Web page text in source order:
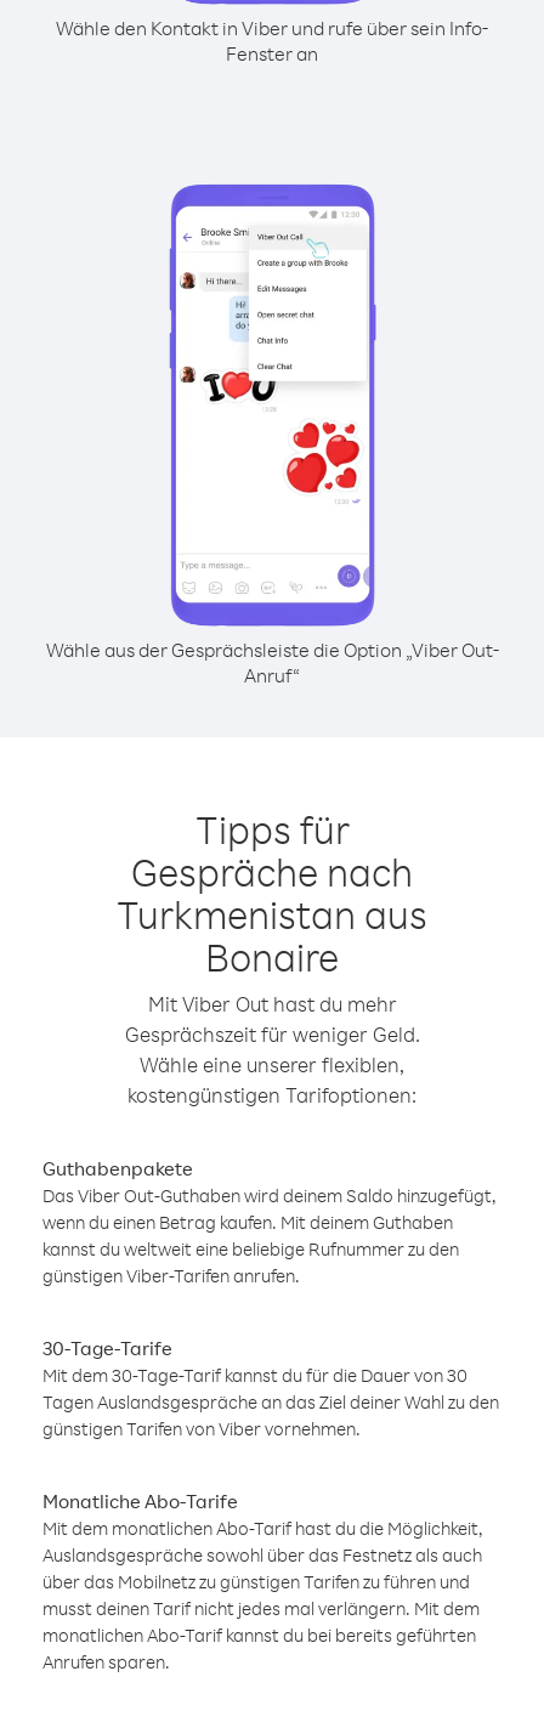
Wähle den Kontakt in Viber und rufe über sein Info-
Fenster an
Wähle aus der Gesprächsleiste die Option „Viber Out-
Anruf“
Tipps für
Gespräche nach
Turkmenistan aus
Bonaire
Mit Viber Out hast du mehr
Gesprächszeit für weniger Geld.
Wähle eine unserer flexiblen,
kostengünstigen Tarifoptionen:
Guthabenpakete
Das Viber Out-Guthaben wird deinem Saldo hinzugefügt,
wenn du einen Betrag kaufen. Mit deinem Guthaben
kannst du weltweit eine beliebige Rufnummer zu den
günstigen Viber-Tarifen anrufen.
30-Tage-Tarife
Mit dem 30-Tage-Tarif kannst du für die Dauer von 30
Tagen Auslandsgespräche an das Ziel deiner Wahl zu den
günstigen Tarifen von Viber vornehmen.
Monatliche Abo-Tarife
Mit dem monatlichen Abo-Tarif hast du die Möglichkeit,
Auslandsgespräche sowohl über das Festnetz als auch
über das Mobilnetz zu günstigen Tarifen zu führen und
musst deinen Tarif nicht jedes mal verlängern. Mit dem
monatlichen Abo-Tarif kannst du bei bereits geführten
Anrufen sparen.